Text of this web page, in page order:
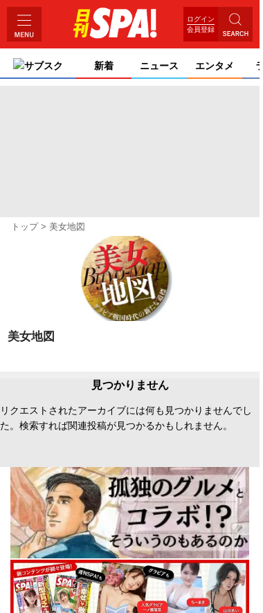
ログイン
会員登録
サブスク 新着 ニュース エンタメ
トップ 美女地図
美女地図
見つかりません
リクエストされたアーカイブには何も見つかりませんでし
た。検索すれば関連投稿が見つかるかもしれません。